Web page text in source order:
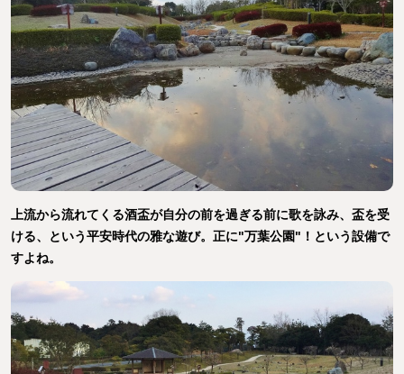
上流から流れてくる酒盃が自分の前を過ぎる前に歌を詠み、盃を受
ける、という平安時代の雅な遊び。正に"万葉公園"！という設備で
すよね。